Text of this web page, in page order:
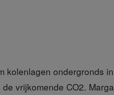
kolenlagen ondergronds in
vrijkomende CO2. Marga